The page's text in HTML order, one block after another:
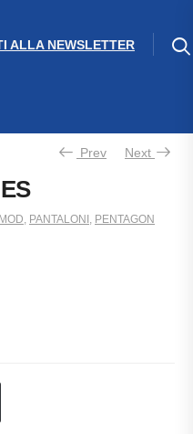
ALLA NEWSLETTER
Prev Next
MOD PANTALONI PENTAGON